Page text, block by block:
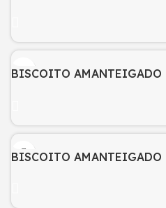
BISCOITO AMANTEIGADO
BISCOITO AMANTEIGADO